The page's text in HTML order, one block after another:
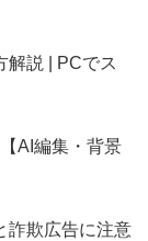
解説 | PCでス
AI編集・背景
詐欺広告に注意